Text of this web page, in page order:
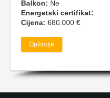
Balkon: Ne
Energetski certifikat:
Cijena: 680.000 €
Opširnije